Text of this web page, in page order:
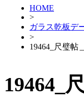
HOME
>
ガラス乾板デ
>
19464_尺璧帖
19464_